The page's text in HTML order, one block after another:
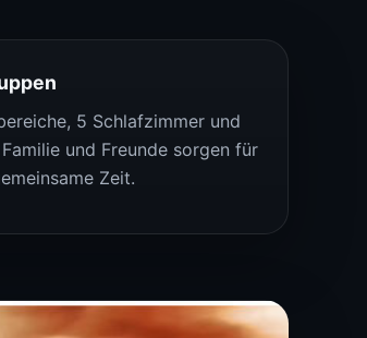
5 Schlafzimmer und
und Freunde sorgen für
Zeit.